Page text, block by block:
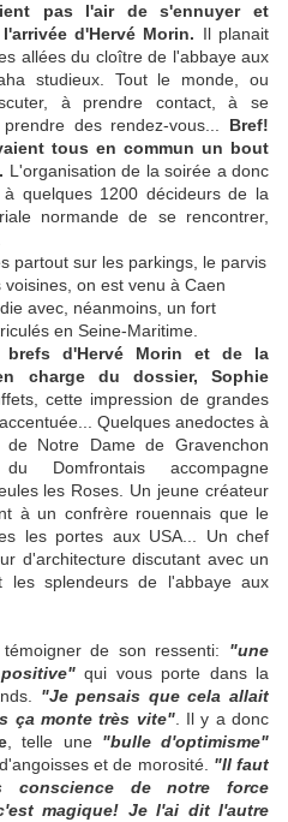
pas l'air de s'ennuyer et
d'Hervé Morin. Il planait
allées du cloître de l'abbaye aux
studieux. Tout le monde, ou
à prendre contact, à se
des rendez-vous... Bref!
tous en commun un bout
L'organisation de la soirée a donc
quelques 1200 décideurs de la
normande de se rencontrer,
partout sur les parkings, le parvis
on est venu à Caen
avec, néanmoins, un fort
en Seine-Maritime.
brefs d'Hervé Morin et de la
charge du dossier, Sophie
cette impression de grandes
Quelques anedoctes à
Notre Dame de Gravenchon
Domfrontais accompagne
les Roses. Un jeune créateur
à un confrère rouennais que le
les portes aux USA... Un chef
d'architecture discutant avec un
les splendeurs de l'abbaye aux
de son ressenti: "une
qui vous porte dans la
"Je pensais que cela allait
ça monte très vite". Il y a donc
, telle une "bulle d'optimisme"
et de morosité. "Il faut
conscience de notre force
magique! Je l'ai dit l'autre